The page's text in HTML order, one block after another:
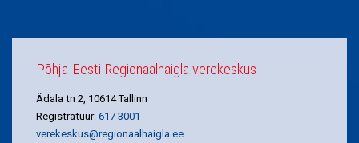
Põhja-Eesti Regionaalhaigla verekeskus
Ädala tn 2, 10614 Tallinn
Registratuur: 617 3001
verekeskus@regionaalhaigla.ee